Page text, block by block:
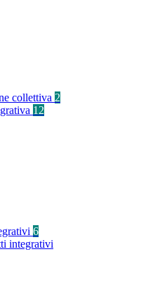
collettiva 2
12
6
integrativi